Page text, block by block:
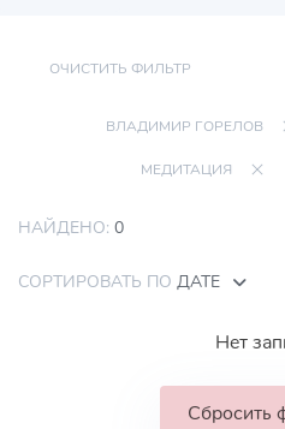
ОЧИСТИТЬ ФИЛЬТР
ВЛАДИМИР ГОРЕЛОВ
МЕДИТАЦИЯ
НАЙДЕНО: 0
СОРТИРОВАТЬ ПО ДАТЕ
Нет
Сбросить